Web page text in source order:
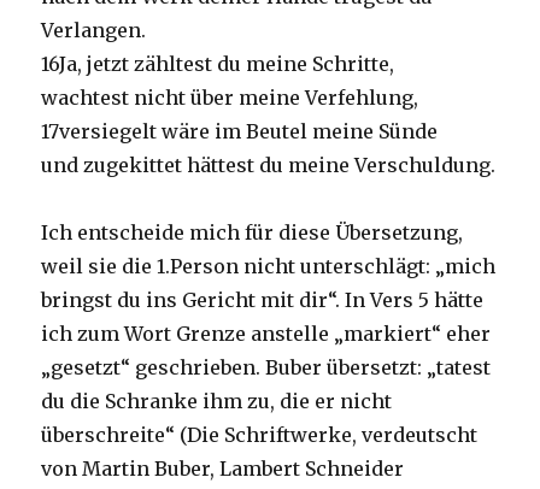
Verlangen.
16Ja, jetzt zähltest du meine Schritte,
wachtest nicht über meine Verfehlung,
17versiegelt wäre im Beutel meine Sünde
und zugekittet hättest du meine Verschuldung.
Ich entscheide mich für diese Übersetzung,
weil sie die 1.Person nicht unterschlägt: „mich
bringst du ins Gericht mit dir“. In Vers 5 hätte
ich zum Wort Grenze anstelle „markiert“ eher
„gesetzt“ geschrieben. Buber übersetzt: „tatest
du die Schranke ihm zu, die er nicht
überschreite“ (Die Schriftwerke, verdeutscht
von Martin Buber, Lambert Schneider